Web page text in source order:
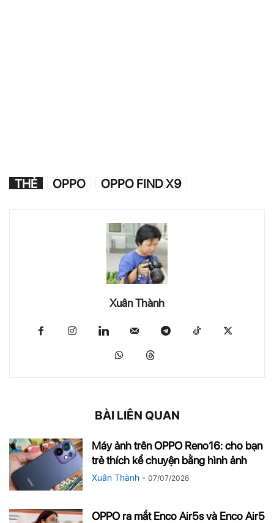
THẺ OPPO OPPO FIND X9
Xuân Thành
BÀI LIÊN QUAN
Máy ảnh trên OPPO Reno16: cho bạn
trẻ thích kể chuyện bằng hình ảnh
Xuân Thành - 07/07/2026
OPPO ra mắt Enco Air5s và Enco Air5